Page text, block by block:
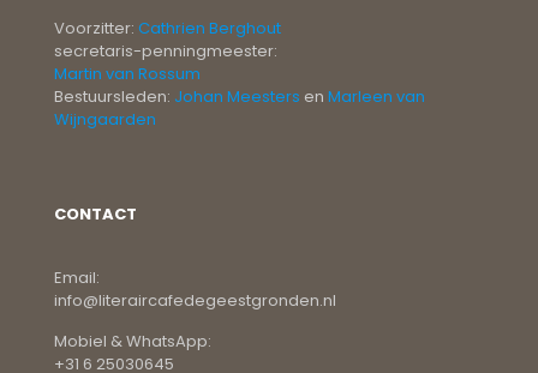
Voorzitter: Cathrien Berghout
secretaris-penningmeester:
Martin van Rossum
Bestuursleden: Johan Meesters en Marleen van
Wijngaarden
CONTACT
Email:
info@literaircafedegeestgronden.nl
Mobiel & WhatsApp:
+31 6 25030645